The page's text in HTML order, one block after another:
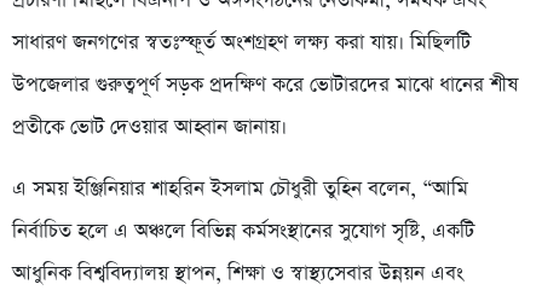
সাধারণ জনগণের স্বতঃস্ফূর্ত অংশগ্রহণ লক্ষ্য করা যায়। মিছিলটি
উপজেলার গুরুত্বপূর্ণ সড়ক প্রদক্ষিণ করে ভোটারদের মাঝে ধানের শীষ
প্রতীকে ভোট দেওয়ার আহ্বান জানায়।
এ সময় ইঞ্জিনিয়ার শাহরিন ইসলাম চৌধুরী তুহিন বলেন, “আমি
নির্বাচিত হলে এ অঞ্চলে বিভিন্ন কর্মসংস্থানের সুযোগ সৃষ্টি, একটি
আধুনিক বিশ্ববিদ্যালয় স্থাপন, শিক্ষা ও স্বাস্থ্যসেবার উন্নয়ন এবং